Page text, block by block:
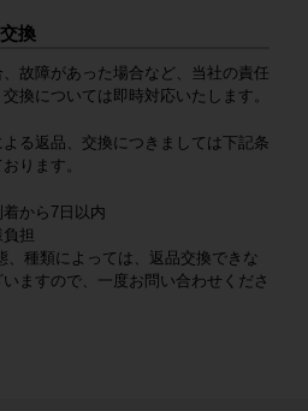
換
故障があった場合など、当社の責任
換については即時対応いたします。
よる返品、交換につきましては下記条
ります。
から7日以内
担
種類によっては、返品交換できな
ますので、一度お問い合わせくださ